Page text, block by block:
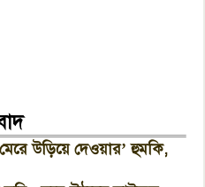
উড়িয়ে দেওয়ার’ হুমকি,